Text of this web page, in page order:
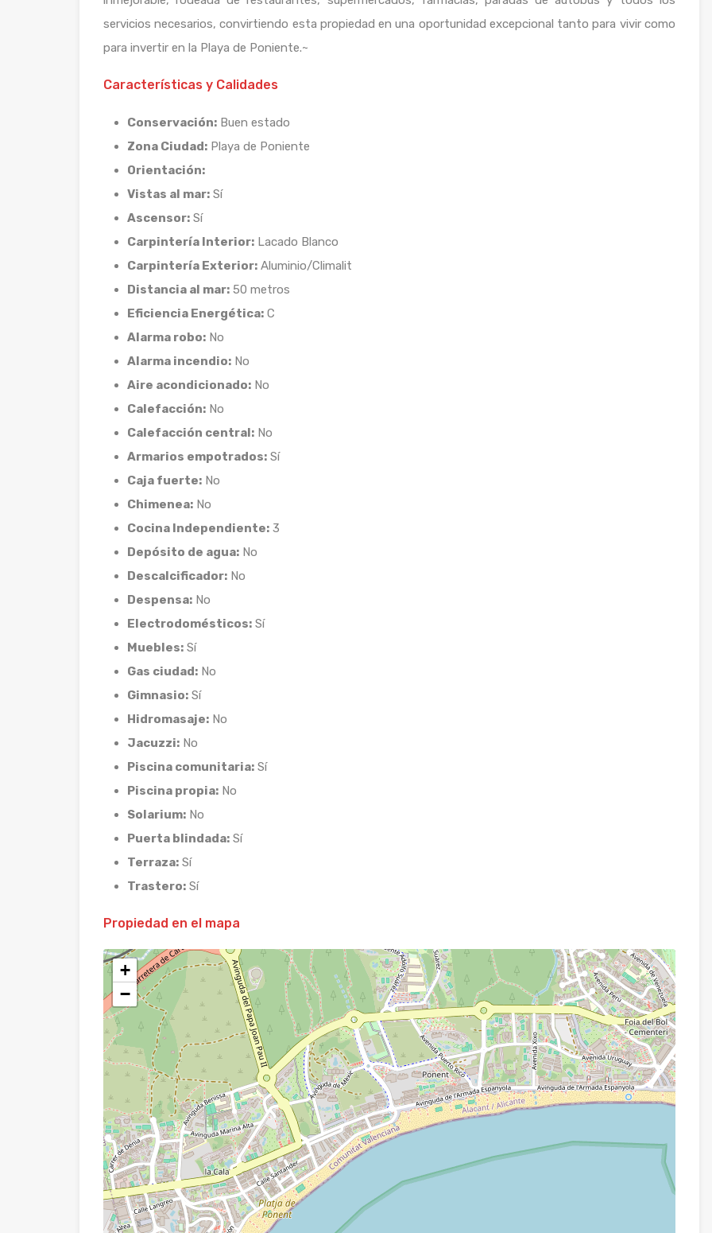
servicios necesarios, convirtiendo esta propiedad en una oportunidad excepcional tanto para vivir como
para invertir en la Playa de Poniente.~
Características y Calidades
Conservación: Buen estado
Zona Ciudad: Playa de Poniente
Orientación:
Vistas al mar: Sí
Ascensor: Sí
Carpintería Interior: Lacado Blanco
Carpintería Exterior: Aluminio/Climalit
Distancia al mar: 50 metros
Eficiencia Energética: C
Alarma robo: No
Alarma incendio: No
Aire acondicionado: No
Calefacción: No
Calefacción central: No
Armarios empotrados: Sí
Caja fuerte: No
Chimenea: No
Cocina Independiente: 3
Depósito de agua: No
Descalcificador: No
Despensa: No
Electrodomésticos: Sí
Muebles: Sí
Gas ciudad: No
Gimnasio: Sí
Hidromasaje: No
Jacuzzi: No
Piscina comunitaria: Sí
Piscina propia: No
Solarium: No
Puerta blindada: Sí
Terraza: Sí
Trastero: Sí
Propiedad en el mapa
+
−